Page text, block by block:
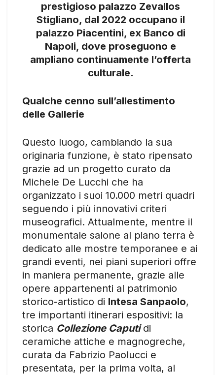
prestigioso palazzo Zevallos
Stigliano, dal 2022 occupano il
palazzo Piacentini, ex Banco di
Napoli, dove proseguono e
ampliano continuamente l’offerta
culturale.
Qualche cenno sull’allestimento
delle Gallerie
Questo luogo, cambiando la sua
originaria funzione, è stato ripensato
grazie ad un progetto curato da
Michele De Lucchi che ha
organizzato i suoi 10.000 metri quadri
seguendo i più innovativi criteri
museografici. Attualmente, mentre il
monumentale salone al piano terra è
dedicato alle mostre temporanee e ai
grandi eventi, nei piani superiori offre
in maniera permanente, grazie alle
opere appartenenti al patrimonio
storico-artistico di Intesa Sanpaolo,
tre importanti itinerari espositivi: la
storica Collezione Caputidi
ceramiche attiche e magnogreche,
curata da Fabrizio Paolucci e
presentata, per la prima volta, al